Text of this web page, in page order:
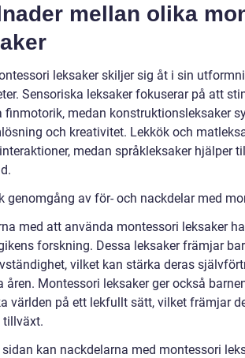
mellan olika
leksaker skiljer sig åt i sin
Sensoriska leksaker fokuserar på att
finmotorik, medan konstruktionsleksaker
och kreativitet. Lekkök och
medan språkleksaker hjälper
genomgång av för- och nackdelar med
med att använda montessori leksaker
forskning. Dessa leksaker främjar
vilket kan stärka deras
åren. Montessori leksaker ger också
världen på ett lekfullt sätt, vilket främjar
tillväxt.
kan nackdelarna med montessori